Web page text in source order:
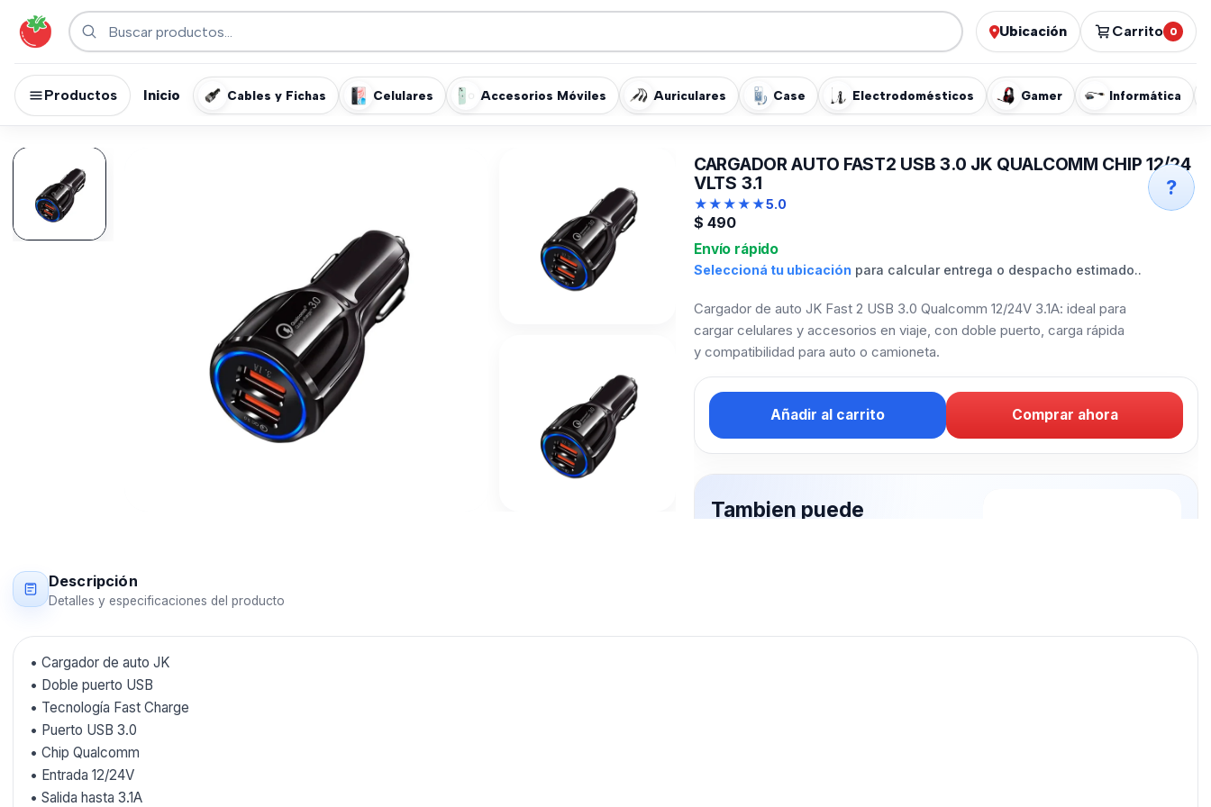
Ubicación Carrito 0
Productos Inicio Cables y Fichas Celulares Accesorios Móviles Auriculares Case Electrodomésticos Gamer Informática
CARGADOR AUTO FAST2 USB 3.0 JK QUALCOMM CHIP 12/24
VLTS 3.1
★★★★★5.0
$ 490
Envío rápido
Seleccioná tu ubicación para calcular entrega o despacho estimado..
Cargador de auto JK Fast 2 USB 3.0 Qualcomm 12/24V 3.1A: ideal para
cargar celulares y accesorios en viaje, con doble puerto, carga rápida
y compatibilidad para auto o camioneta.
Añadir al carrito Comprar ahora
Tambien puede
Ver mas
Descripción
Detalles y especificaciones del producto
• Cargador de auto JK
• Doble puerto USB
• Tecnología Fast Charge
• Puerto USB 3.0
• Chip Qualcomm
• Entrada 12/24V
• Salida hasta 3.1A
?